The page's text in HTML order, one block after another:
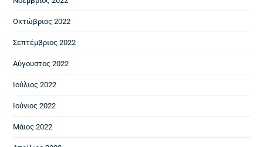
Οκτώβριος 2022
Σεπτέμβριος 2022
Αύγουστος 2022
Ιούλιος 2022
Ιούνιος 2022
Μάιος 2022